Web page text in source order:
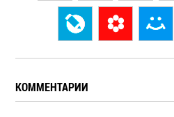
КОММЕНТАРИИ